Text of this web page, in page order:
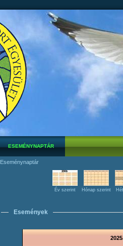
ESEMÉNYNAPTÁR
Eseménynaptár
Év szerint Hónap szerint
Események